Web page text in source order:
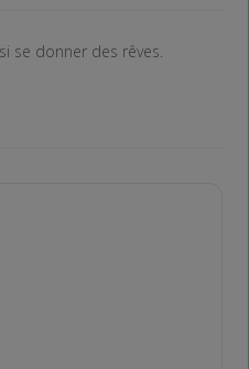
se donner des rêves.